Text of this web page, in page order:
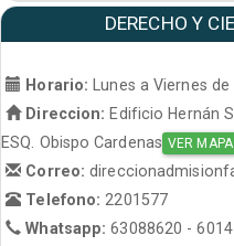
DERECHO Y
Horario:
Lunes a Viernes
Direccion: Edificio Hernán
ESQ. Obispo Cardenas VER MAPA
Correo:
Telefono: 2201577
Whatsapp:63088620 -